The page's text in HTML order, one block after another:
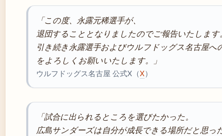
「この度、永露元稀選手が、
退団することとなりましたのでご報告いたします
引き続き永露選手およびウルフドッグス名古屋へ
をよろしくお願いいたします。」
ウルフドッグス名古屋 公式X（X）
「試合に出られるところを選びたかった。
広島サンダーズは自分が成長できる場所だと思っ